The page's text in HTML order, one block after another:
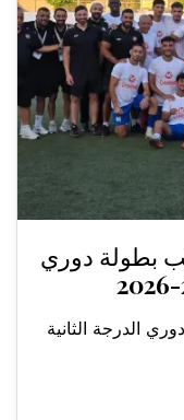
بطولة دوري
الدرجة الثانية